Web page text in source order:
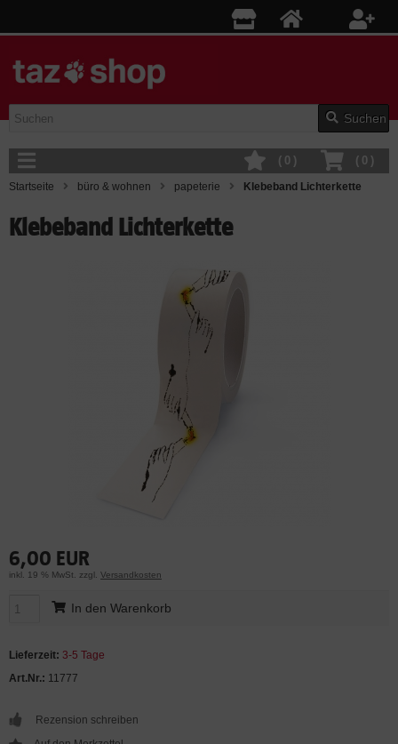
Suchen
( 0 )
( 0 )
Startseite büro & wohnen papeterie Klebeband Lichterkette
Klebeband Lichterkette
6,00 EUR
inkl. 19 % MwSt. zzgl. Versandkosten
In den Warenkorb
Lieferzeit: 3-5 Tage
Art.Nr.: 11777
Rezension schreiben